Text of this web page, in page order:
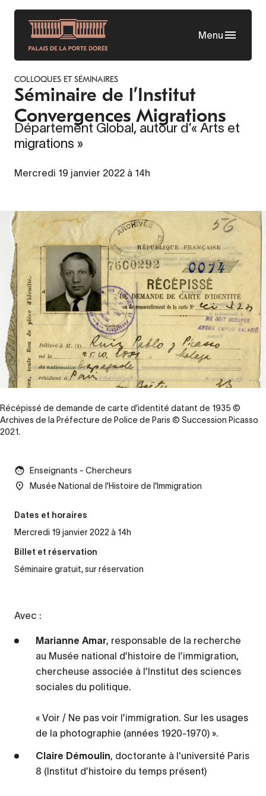
Aller
contenu
principal
Menu
COLLOQUES ET SÉMINAIRES
Séminaire de l’Institut
Convergences Migrations
Département Global, autour d’« Arts et
migrations »
Mercredi 19 janvier 2022 à 14h
Récépissé de demande de carte d’identité datant de 1935 ©
Archives de la Préfecture de Police de Paris © Succession Picasso
2021.
Enseignants - Chercheurs
Musée National de l'Histoire de l'Immigration
Dates et horaires
Mercredi 19 janvier 2022 à 14h
Billet et réservation
Séminaire gratuit, sur réservation
Avec :
Marianne Amar, responsable de la recherche
au Musée national d’histoire de l’immigration,
chercheuse associée à l’Institut des sciences
sociales du politique.
« Voir / Ne pas voir l’immigration. Sur les usages
de la photographie (années 1920-1970) ».
Claire Démoulin, doctorante à l'université Paris
8 (Institut d’histoire du temps présent)